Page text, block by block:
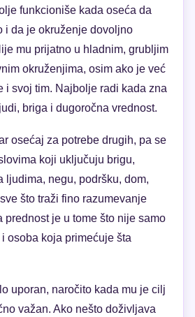
funkcioniše kada oseća da
i da je okruženje dovoljno
mu prijatno u hladnim, grubljim
okruženjima, osim ako je već
i svoj tim. Najbolje radi kada zna
briga i dugoročna vrednost.
osećaj za potrebe drugih, pa se
koji uključuju brigu,
ljudima, negu, podršku, dom,
što traži fino razumevanje
prednost je u tome što nije samo
osoba koja primećuje šta
uporan, naročito kada mu je cilj
važan. Ako nešto doživljava